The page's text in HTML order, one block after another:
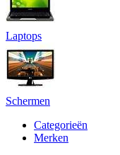
Laptops
Schermen
Categorieën
Merken